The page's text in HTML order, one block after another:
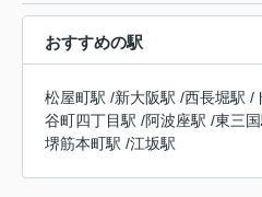
おすすめの駅
松屋町駅 /新大阪駅 /西長堀駅 /
谷町四丁目駅 /阿波座駅 /東三
堺筋本町駅 /江坂駅